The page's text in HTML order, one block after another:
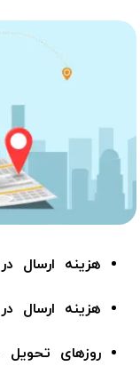
هزینه ارسال در شهر
هزینه ارسال
روزهای تحویل سفارش: